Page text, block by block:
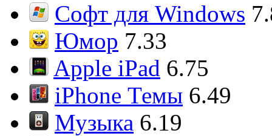
Софт для Windows
Юмор 7.33
Apple iPad 6.75
iPhone Темы 6.49
Музыка 6.19